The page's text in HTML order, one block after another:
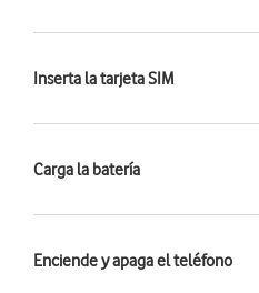
Inserta la tarjeta SIM
Carga la batería
Enciende y apaga el teléfono